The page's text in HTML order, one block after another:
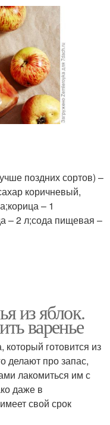
поздних сортов) –
коричневый,
– 1
– 2 л;сода пищевая –
из яблок.
варенье
который готовится из
делают про запас,
лакомиться им с
даже в
свой срок